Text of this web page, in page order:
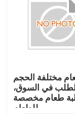
مختلفة الحجم
الطلب في السوق،
طعام مخصصة
للطعام